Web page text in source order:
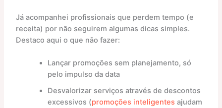
Já acompanhei profissionais que perdem tempo (e
receita) por não seguirem algumas dicas simples.
Destaco aqui o que não fazer:
Lançar promoções sem planejamento, só
pelo impulso da data
Desvalorizar serviços através de descontos
excessivos (promoções inteligentes ajudam